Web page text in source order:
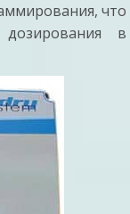
что
дозирования в